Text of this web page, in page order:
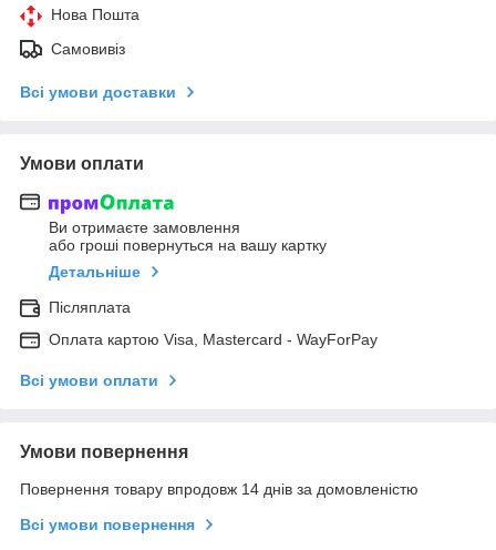
Нова Пошта
Самовивіз
Всі умови доставки
Умови оплати
Ви отримаєте замовлення
або гроші повернуться на вашу картку
Детальніше
Післяплата
Оплата картою Visa, Mastercard - WayForPay
Всі умови оплати
Умови повернення
Повернення товару впродовж 14 днів за домовленістю
Всі умови повернення